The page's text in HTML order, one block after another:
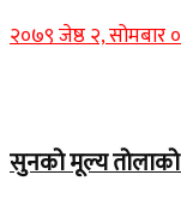
२०७९ जेष्ठ २, सोमबार
सुनको मूल्य